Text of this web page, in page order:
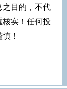
之目的，不代
核实！任何投
！